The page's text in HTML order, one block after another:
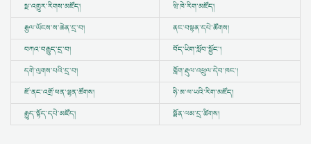
སྔ་འགྱུར་རིགས་མཛོད།
ཝི་ཁེ་རིག་མཛོད།
རྒྱལ་ཡོངས་ས་ཆེན་དྲ་བ།
ནང་བསྟན་དཔེ་ཚོགས།
བཀའ་བརྒྱུད་དྲ་བ།
བོད་ཡིག་སློབ་སྦྱོང་།
དགེ་ལུགས་པའི་དྲ་བ།
གློག་རྡུལ་འཕྲུལ་དེབ་ཁང་།
ཇོ་ནང་འགྲོ་ཕན་ལྷན་ཚོགས།
ཧི་མ་ལ་ཡའི་རིག་མཛོད།
རྒྱུད་སྟོད་དཔེ་མཛོད།
སྨོན་ལམ་དྲ་ཚིགས།